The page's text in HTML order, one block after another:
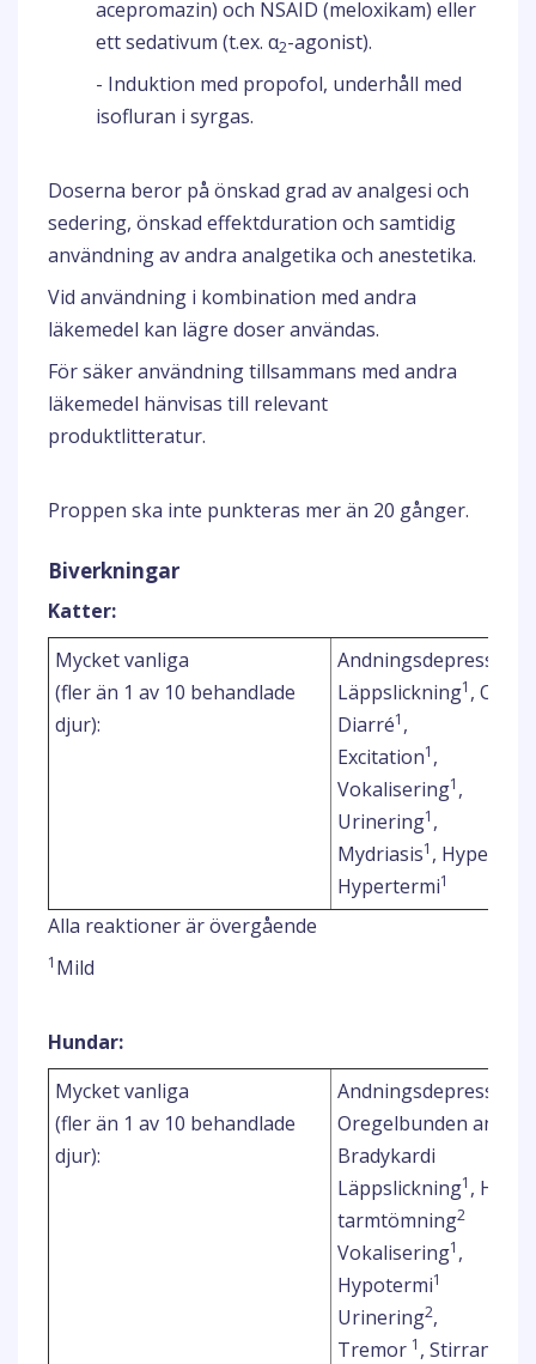
acepromazin) och NSAID (meloxikam) eller
ett sedativum (t.ex. α2-agonist).
- Induktion med propofol, underhåll med
isofluran i syrgas.
Doserna beror på önskad grad av analgesi och
sedering, önskad effektduration och samtidig
användning av andra analgetika och anestetika.
Vid användning i kombination med andra
läkemedel kan lägre doser användas.
För säker användning tillsammans med andra
läkemedel hänvisas till relevant
produktlitteratur.
Proppen ska inte punkteras mer än 20 gånger.
Biverkningar
Katter:
Mycket vanliga
(fler än 1 av 10 behandlade
djur):
Andningsdepression
Läppslickning1 ,
Diarré1 ,
Excitation1 ,
Vokalisering1 ,
Urinering1 ,
Mydriasis1 ,
Hypertermi1
Alla reaktioner är övergående
1 Mild
Hundar:
Mycket vanliga
(fler än 1 av 10 behandlade
djur):
Andningsdepression,
Oregelbunden
Bradykardi
Läppslickning1 ,
tarmtömning2
Vokalisering1 ,
Hypotermi1
Urinering2,
Tremor 1 , Stirrande